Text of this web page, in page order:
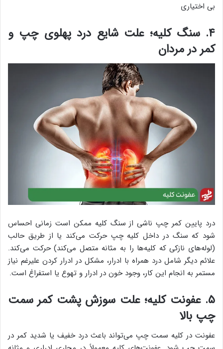
بی اختیاری
۴. سنگ کلیه؛ علت شایع درد پهلوی چپ و
کمر در مردان
درد پایین کمر چپ ناشی از سنگ کلیه ممکن است زمانی احساس
شود که سنگ در داخل کلیه چپ حرکت می‌کند یا از طریق حالب
(لوله‌های نازکی که کلیه‌ها را به مثانه متصل می‌کند) حرکت می‌کند.
علائم دیگر شامل درد همراه با ادرار، مشکل در ادرار کردن علیرغم نیاز
مستمر به انجام این کار، وجود خون در ادرار و تهوع یا استفراغ است.
۵. عفونت کلیه؛ علت سوزش پشت کمر سمت
چپ بالا
عفونت در کلیه سمت چپ می‌تواند باعث درد خفیف یا شدید کمر در